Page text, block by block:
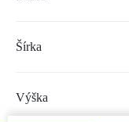
Šírka
Výška